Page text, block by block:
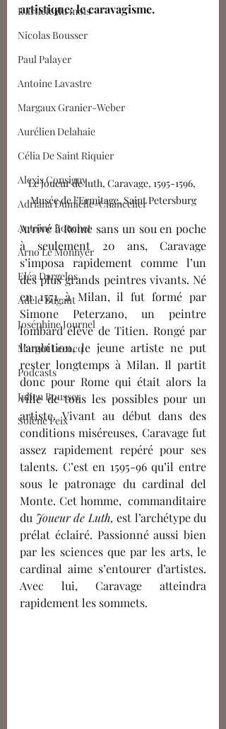
L'article du mois
Nicolas Bousser
Paul Palayer
Antoine Lavastre
Margaux Granier-Weber
Aurélien Delahaie
Célia De Saint Riquier
Alexis Consigny
Adriana Dumielle-Chancelier
Antoine Bouchet
Arno Le Monnyer
Eléa Dargelos
Adèle Bugaut
Joséphine Journel
Margot Lecocq
Podcasts
Julien Bousser
Solène Feix
artistique: le caravagisme.
Le joueur de luth, Caravage, 1595-1596,
Musée de l’Ermitage, Saint Petersburg
Arrivé à Rome sans un sou en poche
à seulement 20 ans, Caravage
s’imposa rapidement comme l’un
des plus grands peintres vivants. Né
en 1571 à Milan, il fut formé par
Simone Peterzano, un peintre
lombard élève de Titien. Rongé par
l’ambition, le jeune artiste ne put
rester longtemps à Milan. Il partit
donc pour Rome qui était alors la
ville de tous les possibles pour un
artiste. Vivant au début dans des
conditions miséreuses, Caravage fut
assez rapidement repéré pour ses
talents. C’est en 1595-96 qu’il entre
sous le patronage du cardinal del
Monte. Cet homme,  commanditaire
du Joueur de Luth, est l’archétype du
prélat éclairé. Passionné aussi bien
par les sciences que par les arts, le
cardinal aime s’entourer d’artistes.
Avec lui, Caravage atteindra
rapidement les sommets.